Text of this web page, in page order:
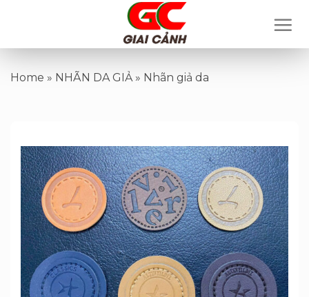
Home » NHÃN DA GIẢ» Nhãn giả da